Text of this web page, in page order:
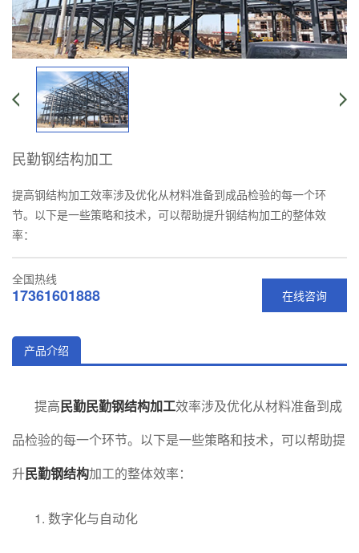
民勤钢结构加工
提高钢结构加工效率涉及优化从材料准备到成品检验的每一个环
节。以下是一些策略和技术，可以帮助提升钢结构加工的整体效
率：
在线咨询
全国热线
17361601888
产品介绍
提高民勤民勤钢结构加工效率涉及优化从材料准备到成
品检验的每一个环节。以下是一些策略和技术，可以帮助提
升民勤钢结构加工的整体效率：
1. 数字化与自动化